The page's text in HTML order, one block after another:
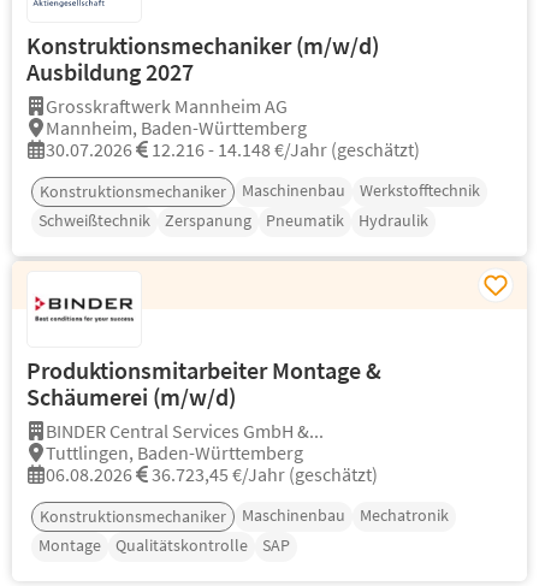
Konstruktionsmechaniker (m/w/d)
Ausbildung 2027
Grosskraftwerk Mannheim AG
Mannheim, Baden-Württemberg
30.07.2026
12.216 - 14.148 €/Jahr (geschätzt)
Konstruktionsmechaniker Maschinenbau
Werkstofftechnik
Schweißtechnik
Zerspanung Pneumatik Hydraulik
Produktionsmitarbeiter Montage &
Schäumerei (m/w/d)
BINDER Central Services GmbH &...
Tuttlingen, Baden-Württemberg
06.08.2026
36.723,45 €/Jahr (geschätzt)
Konstruktionsmechaniker Maschinenbau
Mechatronik
Montage
Qualitätskontrolle SAP